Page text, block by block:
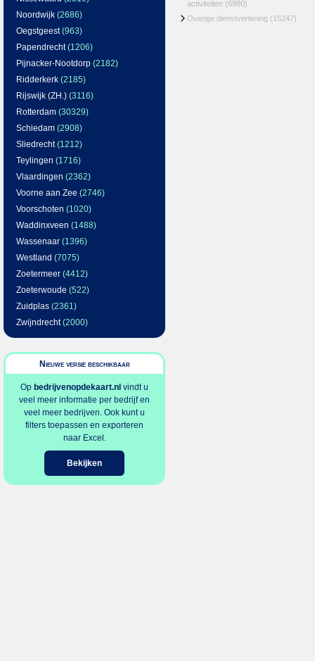
Noordwijk (2686)
Oegstgeest(963)
Papendrecht(1206)
Pijnacker-Nootdorp (2182)
Ridderkerk (2185)
Rijswijk (ZH.) (3116)
Rotterdam (30329)
Schiedam (2908)
Sliedrecht(1212)
Teylingen (1716)
Vlaardingen (2362)
Voorne aan Zee (2746)
Voorschoten (1020)
Waddinxveen (1488)
Wassenaar (1396)
Westland (7075)
Zoetermeer (4412)
Zoeterwoude (522)
Zuidplas (2361)
Zwijndrecht(2000)
Nieuwe versie beschikbaar
Op bedrijvenopdekaart.nl vindt u
veel meer informatie per bedrijf en
veel meer bedrijven. Ook kunt u
filters toepassen en exporteren
naar Excel.
Bekijken
activiteiten (6980)
Overige dienstverlening (15247)